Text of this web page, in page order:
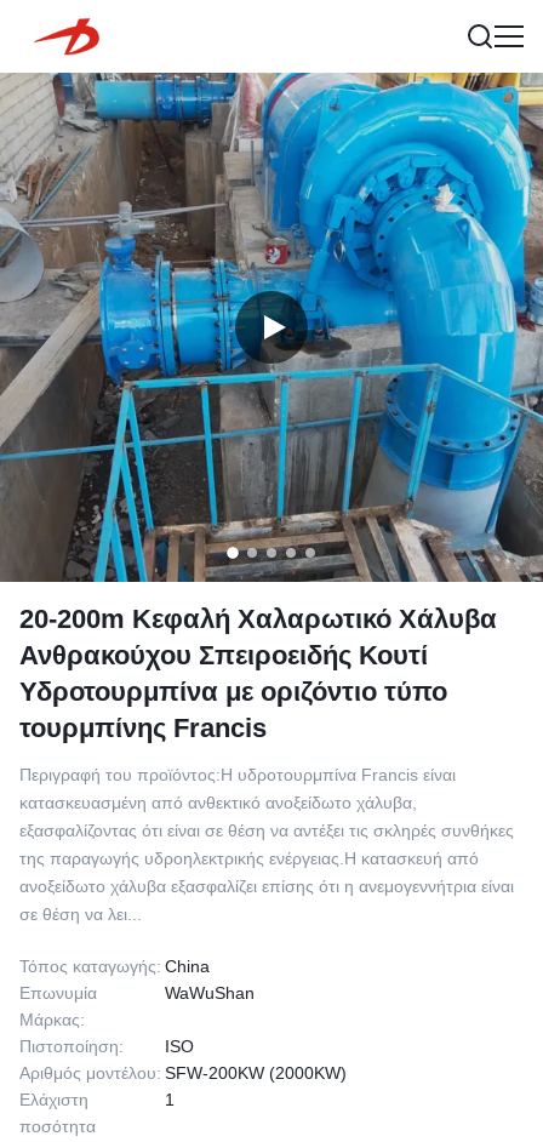
20-200m Κεφαλή Χαλαρωτικό Χάλυβα
Ανθρακούχου Σπειροειδής Κουτί
Υδροτουρμπίνα με οριζόντιο τύπο
τουρμπίνης Francis
Περιγραφή του προϊόντος:Η υδροτουρμπίνα Francis είναι
κατασκευασμένη από ανθεκτικό ανοξείδωτο χάλυβα,
εξασφαλίζοντας ότι είναι σε θέση να αντέξει τις σκληρές συνθήκες
της παραγωγής υδροηλεκτρικής ενέργειας.Η κατασκευή από
ανοξείδωτο χάλυβα εξασφαλίζει επίσης ότι η ανεμογεννήτρια είναι
σε θέση να λει...
Τόπος καταγωγής: China
Επωνυμία
Μάρκας:
WaWuShan
Πιστοποίηση:
ISO
Αριθμός μοντέλου: SFW-200KW (2000KW)
Ελάχιστη
ποσότητα
1